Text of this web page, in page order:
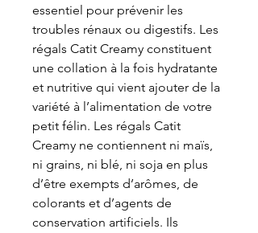
essentiel pour prévenir les
troubles rénaux ou digestifs. Les
régals Catit Creamy constituent
une collation à la fois hydratante
et nutritive qui vient ajouter de la
variété à l’alimentation de votre
petit félin. Les régals Catit
Creamy ne contiennent ni maïs,
ni grains, ni blé, ni soja en plus
d’être exempts d’arômes, de
colorants et d’agents de
conservation artificiels. Ils